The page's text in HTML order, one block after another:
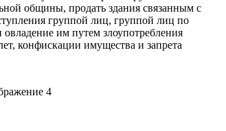
общины, продать здания связанным с
группой лиц, группой лиц по
им путем злоупотребления
конфискации имущества и запрета